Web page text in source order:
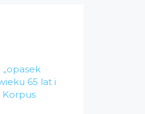
65 lat i
Korpus